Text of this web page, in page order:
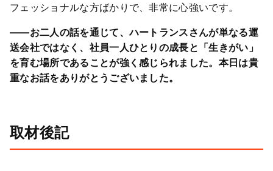
フェッショナルな方ばかりで、非常に心強いです。
――お二人の話を通じて、ハートランスさんが単なる運
送会社ではなく、社員一人ひとりの成長と「生きがい」
を育む場所であることが強く感じられました。本日は貴
重なお話をありがとうございました。
取材後記